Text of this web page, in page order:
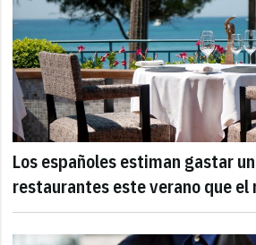
Los españoles estiman gastar
restaurantes este verano que el